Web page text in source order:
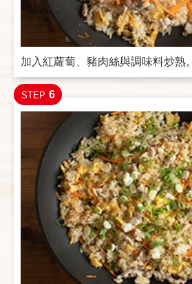
加入紅蘿蔔、豬肉絲與調味料炒熟。
STEP 6